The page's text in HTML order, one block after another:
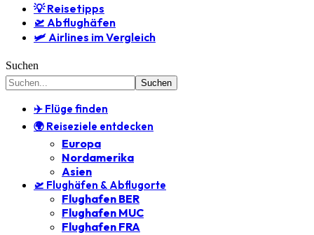
💡 Reisetipps
🛫 Abflughäfen
🛩️ Airlines im Vergleich
Suchen
✈️ Flüge finden
🌍 Reiseziele entdecken
Europa
Nordamerika
Asien
🛫 Flughäfen & Abflugorte
Flughafen BER
Flughafen MUC
Flughafen FRA